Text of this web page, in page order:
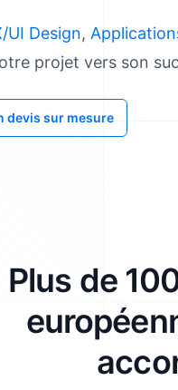
Audit,
UI Design,
projet vers son
devis sur mesure
Plus de